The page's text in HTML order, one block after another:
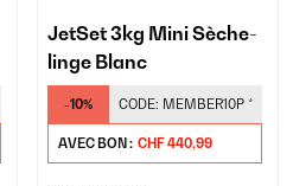
JetSet 3kg Mini Sèche-
linge Blanc
-10% CODE: MEMBER10P *
AVEC BON : CHF 440,99